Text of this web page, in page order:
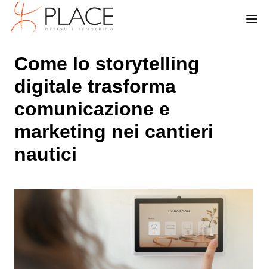
Come lo storytelling
digitale trasforma
comunicazione e
marketing nei cantieri
nautici